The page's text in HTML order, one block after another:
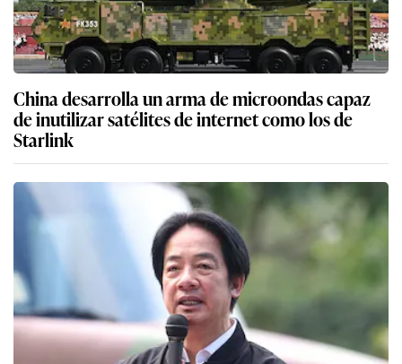
China desarrolla un arma de microondas capaz
de inutilizar satélites de internet como los de
Starlink